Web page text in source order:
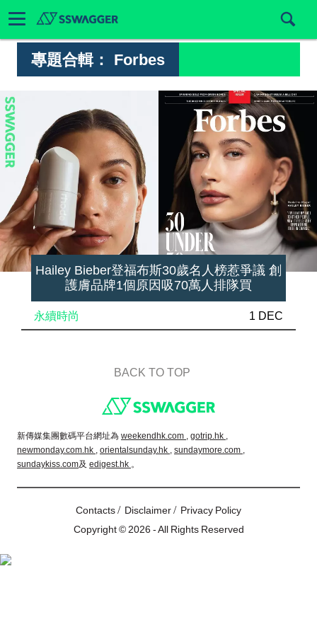
專題合輯： Forbes
Hailey Bieber登福布斯30歲名人榜惹爭議 創
護膚品牌1個原因吸70萬人排隊買
永續時尚 1 DEC
BACK TO TOP
新傳媒集團數碼平台網址為 weekendhk.com , gotrip.hk ,
newmonday.com.hk , orientalsunday.hk , sundaymore.com ,
sundaykiss.com及 edigest.hk 。
Contacts/ Disclaimer/ Privacy Policy
Copyright © 2026 - All Rights Reserved